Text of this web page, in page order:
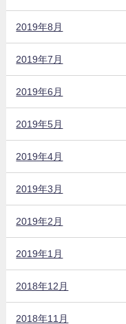
2019年8月
2019年7月
2019年6月
2019年5月
2019年4月
2019年3月
2019年2月
2019年1月
2018年12月
2018年11月